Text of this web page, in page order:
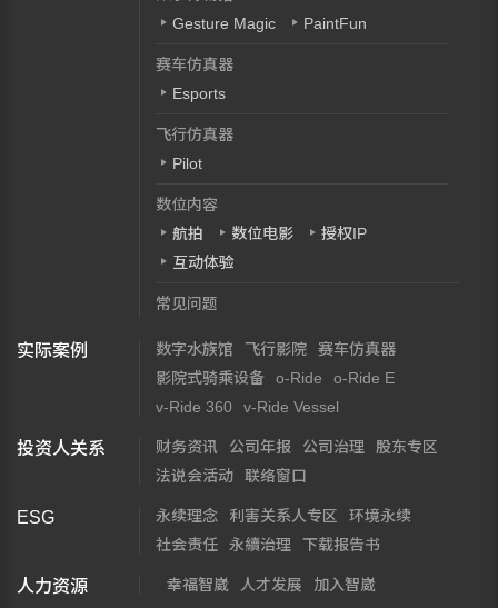
Gesture Magic
PaintFun
赛车仿真器
Esports
飞行仿真器
Pilot
数位内容
航拍
数位电影
授权IP
互动体验
常见问题
实际案例 数字水族馆 飞行影院
赛车仿真器
影院式骑乘设备
o-Ride
o-Ride E
v-Ride 360
v-Ride Vessel
投资人关系 财务资讯 公司年报 公司治理
股东专区
法说会活动
联络窗口
ESG 永续理念 利害关系人专区
环境永续
社会责任
永續治理 下载报告书
人力资源 幸福智崴 人才发展 加入智崴